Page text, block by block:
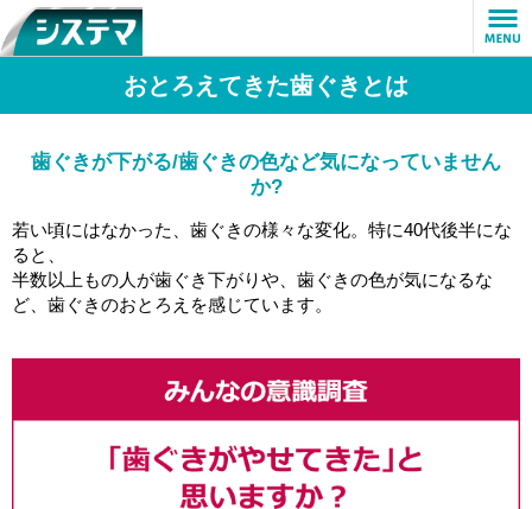
- システマハグキプラス
- システマハグキプラスプレミアム
システマの約束
歯周病について
おとろえてきた歯ぐきとは
歯ぐきが下がる/歯ぐきの色など気になっていません
か?
若い頃にはなかった、歯ぐきの様々な変化。特に40代後半にな
ると、
半数以上もの人が歯ぐき下がりや、歯ぐきの色が気になるな
ど、歯ぐきのおとろえを感じています。